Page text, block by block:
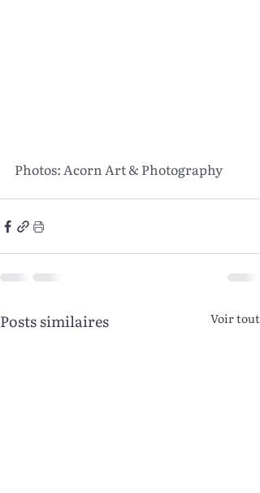
Photos: Acorn Art & Photography
Posts similaires Voir tout